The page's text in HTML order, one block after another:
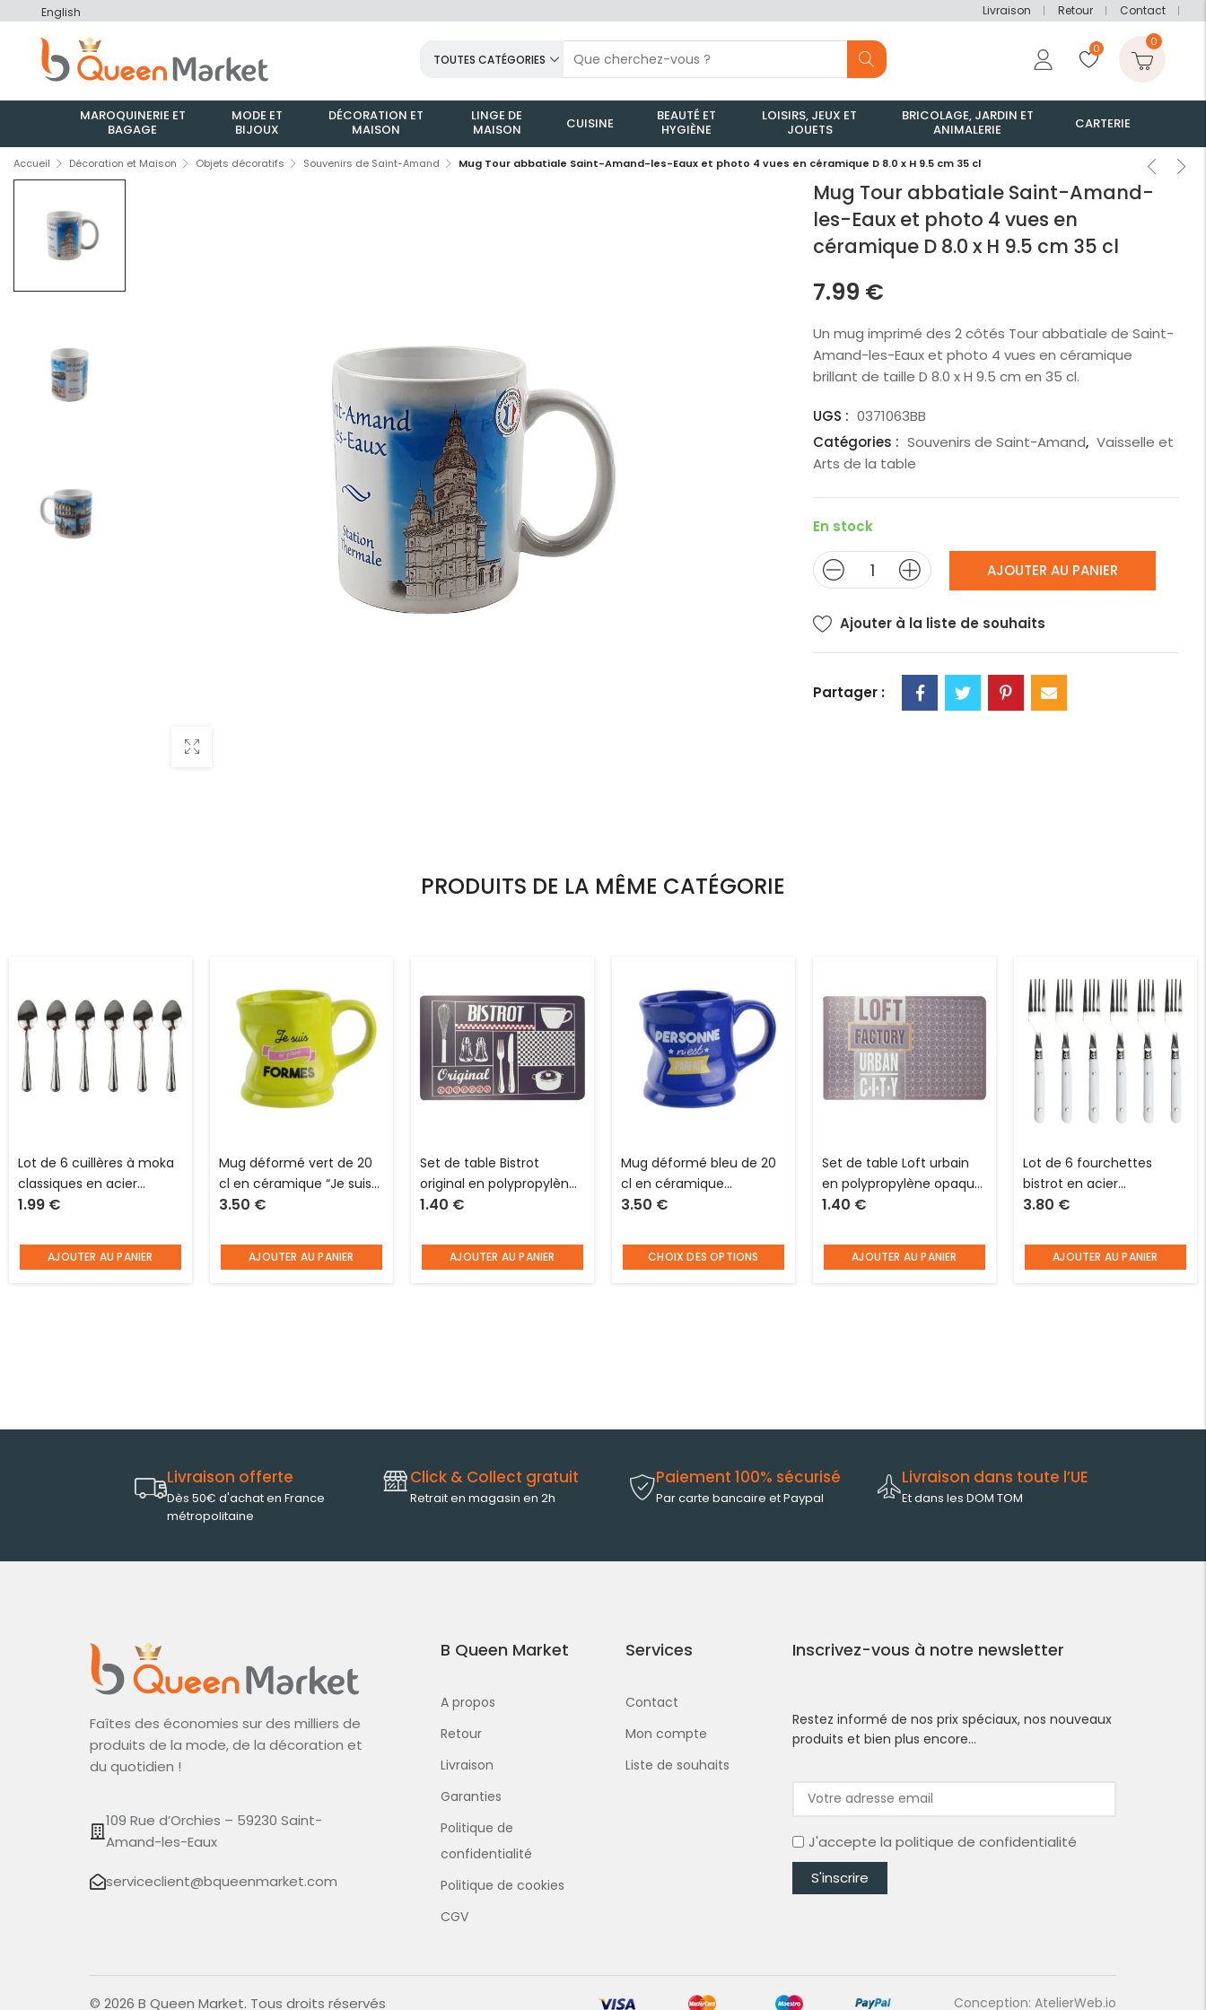
English Livraison Retour Contact
TOUTES CATÉGORIES
0 0
MAROQUINERIE ET
BAGAGE
MODE ET
BIJOUX
DÉCORATION ET
MAISON
LINGE DE
MAISON
CUISINE
BEAUTÉ ET
HYGIÈNE
LOISIRS, JEUX ET
JOUETS
BRICOLAGE, JARDIN ET
ANIMALERIE
CARTERIE
Accueil Décoration et Maison Objets décoratifs Souvenirs de Saint-Amand Mug Tour abbatiale Saint-Amand-les-Eaux et photo 4 vues en céramique D 8.0 x H 9.5 cm 35 cl
Mug Tour abbatiale Saint-Amand-
les-Eaux et photo 4 vues en
céramique D 8.0 x H 9.5 cm 35 cl
7.99 €
Un mug imprimé des 2 côtés Tour abbatiale de Saint-
Amand-les-Eaux et photo 4 vues en céramique
brillant de taille D 8.0 x H 9.5 cm en 35 cl.
UGS : 0371063BB
Catégories : Souvenirs de Saint-Amand, Vaisselle et
Arts de la table
En stock
AJOUTER AU PANIER
Ajouter à la liste de souhaits
Partager :
PRODUITS DE LA MÊME CATÉGORIE
Lot de 6 cuillères à moka
classiques en acier
inoxydable Maître chef
1.99 €
AJOUTER AU PANIER
Mug déformé vert de 20
cl en céramique “Je suis…”
The Concept Factory
3.50 €
AJOUTER AU PANIER
Set de table Bistrot
original en polypropylène
opaque L 44.0 x l 28.5 cm
1.40 €
AJOUTER AU PANIER
Mug déformé bleu de 20
cl en céramique
“Personne…” The Concept
3.50 €
CHOIX DES OPTIONS
Set de table Loft urbain
en polypropylène opaque
L 44.0 x l 28.5 cm
1.40 €
AJOUTER AU PANIER
Lot de 6 fourchettes
bistrot en acier
inoxydable avec manche
Maître chef
3.80 €
AJOUTER AU PANIER
Livraison offerte
Dès 50€ d'achat en France
métropolitaine
Click & Collect gratuit
Retrait en magasin en 2h
Paiement 100% sécurisé
Par carte bancaire et Paypal
Livraison dans toute l’UE
Et dans les DOM TOM
Faîtes des économies sur des milliers de
produits de la mode, de la décoration et
du quotidien !
109 Rue d’Orchies – 59230 Saint-
Amand-les-Eaux
serviceclient@bqueenmarket.com
B Queen Market
A propos
Retour
Livraison
Garanties
Politique de
confidentialité
Politique de cookies
CGV
Services
Contact
Mon compte
Liste de souhaits
Inscrivez-vous à notre newsletter
Restez informé de nos prix spéciaux, nos nouveaux
produits et bien plus encore…
J'accepte la politique de confidentialité
© 2026 B Queen Market. Tous droits réservés Conception: AtelierWeb.io